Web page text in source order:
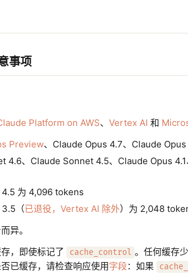
事项
Platform on AWS、 Vertex AI 和
Preview、Claude Opus 4.7、Claude
4.6、Claude Sonnet 4.5、Claude Opus
为 4,096 tokens
（已退役，Vertex AI 除外）为 2,048
异。
，即使标记了
cache_control 。任何缓存
已缓存，请检查响应使用字段：如果